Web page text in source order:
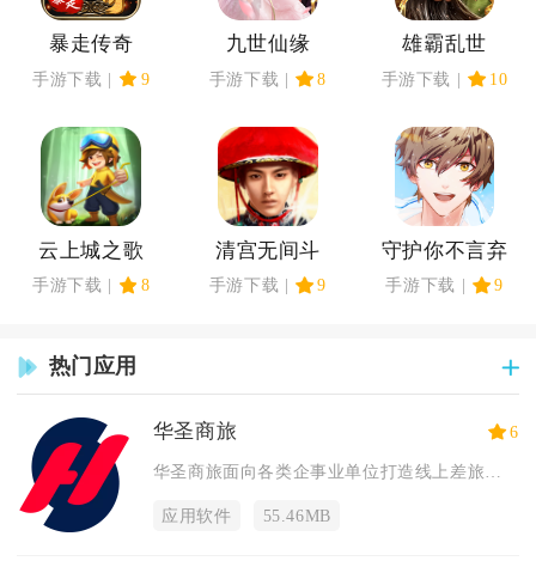
暴走传奇
手游下载 9
九世仙缘
手游下载 8
雄霸乱世
手游下载 10
云上城之歌
手游下载 8
清宫无间斗
手游下载 9
守护你不言弃
手游下载 9
热门应用
华圣商旅 6
华圣商旅面向各类企事业单位打造线上差旅管控与出行预订服务，整...
应用软件 55.46MB